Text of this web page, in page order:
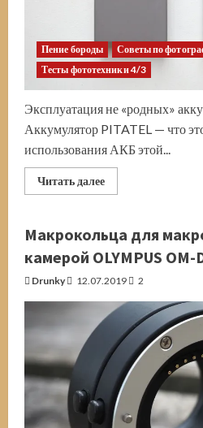
Пение бороды
Советы по
Тесты фототехники 4/3
Эксплуатация не «родных»
Аккумулятор PITATEL — что
использования АКБ этой...
Читать далееПрочитать
больше
О
сторонних
производителях
Макрокольца для
камерой OLYMPUS OM-
Drunky 12.07.2019 2